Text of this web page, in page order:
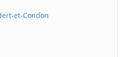
et-Condon